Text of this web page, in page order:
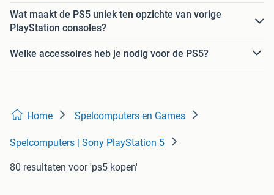
Wat maakt de PS5 uniek ten opzichte van vorige
PlayStation consoles?
Welke accessoires heb je nodig voor de PS5?
Home Spelcomputers en Games
Spelcomputers | Sony PlayStation 5
80 resultaten voor 'ps5 kopen'